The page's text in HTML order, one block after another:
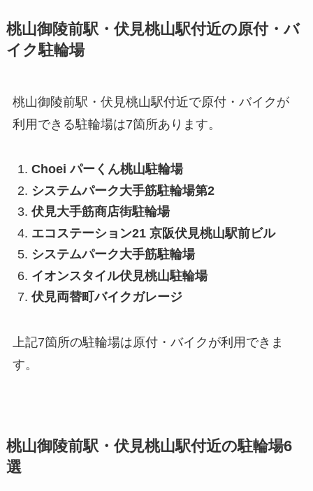
桃山御陵前駅・伏見桃山駅付近の原付・バ
イク駐輪場
桃山御陵前駅・伏見桃山駅付近で原付・バイクが
利用できる駐輪場は7箇所あります。
Choei パーくん桃山駐輪場
システムパーク大手筋駐輪場第2
伏見大手筋商店街駐輪場
エコステーション21 京阪伏見桃山駅前ビル
システムパーク大手筋駐輪場
イオンスタイル伏見桃山駐輪場
伏見両替町バイクガレージ
上記7箇所の駐輪場は原付・バイクが利用できま
す。
桃山御陵前駅・伏見桃山駅付近の駐輪場6
選